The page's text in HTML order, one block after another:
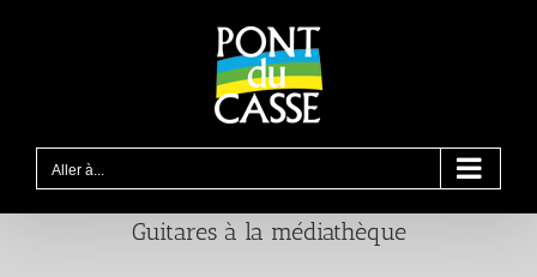
Aller à...
Guitares à la médiathèque